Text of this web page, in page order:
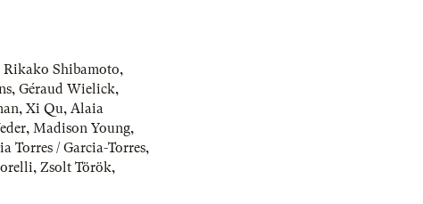
Rikako Shibamoto,
, Géraud Wielick,
, Xi Qu, Alaia
, Madison Young,
Torres / Garcia-Torres,
, Zsolt Török,